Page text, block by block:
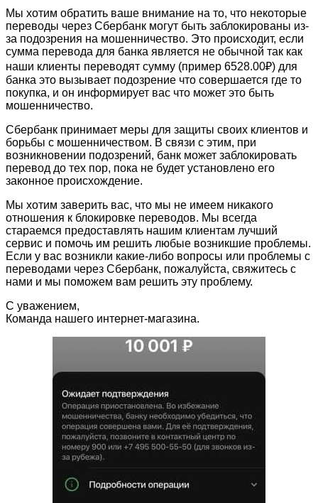
Мы хотим обратить ваше внимание на то, что некоторые
переводы через Сбербанк могут быть заблокированы из-
за подозрения на мошенничество. Это происходит, если
сумма перевода для банка является не обычной так как
наши клиенты переводят сумму (пример 6528.00₽) для
банка это вызывает подозрение что совершается где то
покупка, и он информирует вас что может это быть
мошенничество.
Сбербанк принимает меры для защиты своих клиентов и
борьбы с мошенничеством. В связи с этим, при
возникновении подозрений, банк может заблокировать
перевод до тех пор, пока не будет установлено его
законное происхождение.
Мы хотим заверить вас, что мы не имеем никакого
отношения к блокировке переводов. Мы всегда
стараемся предоставлять нашим клиентам лучший
сервис и помочь им решить любые возникшие проблемы.
Если у вас возникли какие-либо вопросы или проблемы с
переводами через Сбербанк, пожалуйста, свяжитесь с
нами и мы поможем вам решить эту проблему.
С уважением,
Команда нашего интернет-магазина.